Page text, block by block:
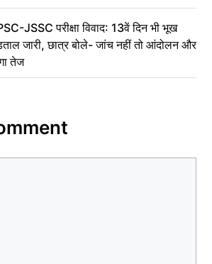
JSSC परीक्षा विवाद: 13वें दिन भी भूख
जारी, छात्र बोले- जांच नहीं तो आंदोलन और
तेज